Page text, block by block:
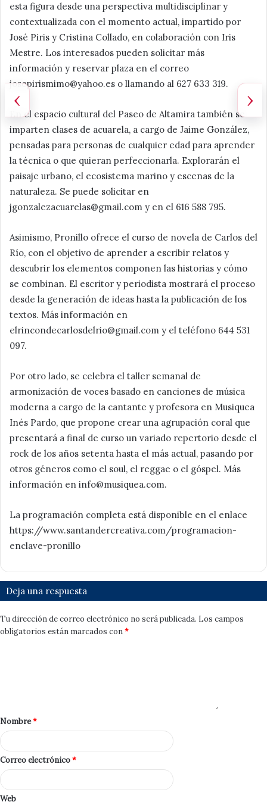
esta figura desde una perspectiva multidisciplinar y
contextualizada con el momento actual, impartido por
José Piris y Cristina Collado, en colaboración con Iris
Mestre. Los interesados pueden solicitar más
información y reservar plaza en el correo
josepirismimo@yahoo.es o llamando al 627 633 319.
En el espacio cultural del Paseo de Altamira también se
imparten clases de acuarela, a cargo de Jaime González,
pensadas para personas de cualquier edad para aprender
la técnica o que quieran perfeccionarla. Explorarán el
paisaje urbano, el ecosistema marino y escenas de la
naturaleza. Se puede solicitar en
jgonzalezacuarelas@gmail.com y en el 616 588 795.
Asimismo, Pronillo ofrece el curso de novela de Carlos del
Río, con el objetivo de aprender a escribir relatos y
descubrir los elementos componen las historias y cómo
se combinan. El escritor y periodista mostrará el proceso
desde la generación de ideas hasta la publicación de los
textos. Más información en
elrincondecarlosdelrio@gmail.com y el teléfono 644 531
097.
Por otro lado, se celebra el taller semanal de
armonización de voces basado en canciones de música
moderna a cargo de la cantante y profesora en Musiquea
Inés Pardo, que propone crear una agrupación coral que
presentará a final de curso un variado repertorio desde el
rock de los años setenta hasta el más actual, pasando por
otros géneros como el soul, el reggae o el góspel. Más
información en info@musiquea.com.
La programación completa está disponible en el enlace
https://www.santandercreativa.com/programacion-
enclave-pronillo
Deja una respuesta
Tu dirección de correo electrónico no será publicada. Los campos
obligatorios están marcados con*
Nombre*
Correo electrónico*
Web
‹ ›